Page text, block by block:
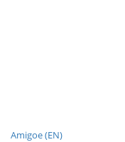
Amigoe (EN)